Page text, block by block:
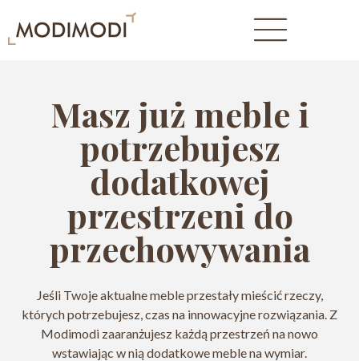
Masz już meble i
potrzebujesz
dodatkowej
przestrzeni do
przechowywania
Jeśli Twoje aktualne meble przestały mieścić rzeczy,
których potrzebujesz, czas na innowacyjne rozwiązania. Z
Modimodi zaaranżujesz każdą przestrzeń na nowo
wstawiając w nią dodatkowe meble na wymiar.